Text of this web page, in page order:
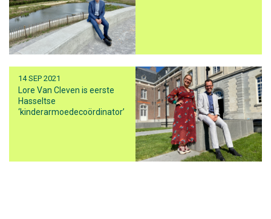
14 SEP 2021
Lore Van Cleven is eerste
Hasseltse
‘kinderarmoedecoördinator’